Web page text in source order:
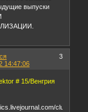
выпуски
3
14:47:06
# 15/Венгрия